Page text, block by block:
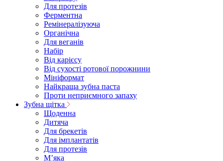
Для протезів
Ферментна
Ремінералізуюча
Органічна
Для веганів
Набір
Від карієсу
Від сухості ротової порожнини
Мініформат
Найкраща зубна паста
Проти неприємного запаху
Зубна щітка
Щоденна
Дитяча
Для брекетів
Для імплантатів
Для протезів
Мʼяка